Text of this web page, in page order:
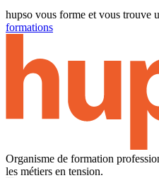
hupso vous forme et vous trouve
formations
Organisme de formation
les métiers en tension.